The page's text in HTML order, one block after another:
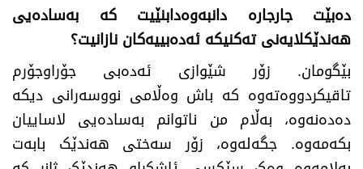
دەبێت جارجارە دانبەوەدابنێیت کە بەسادەیی
هەندێکلایەنی تەکنیکە ئەدەبییەکان نازانیت؟
بێگومان. زۆر شێوازی ئەدەبی جۆراوجۆرم
تاقیکردووەتەوە کە باش وەڵامی نووسەرانی دیکە
دەدەنەوە، بەڵام من ناتوانم بەسادەیی لاساییان
بکەمەوە. جگەلەوە، زۆر سەختی هەندێک بابەت